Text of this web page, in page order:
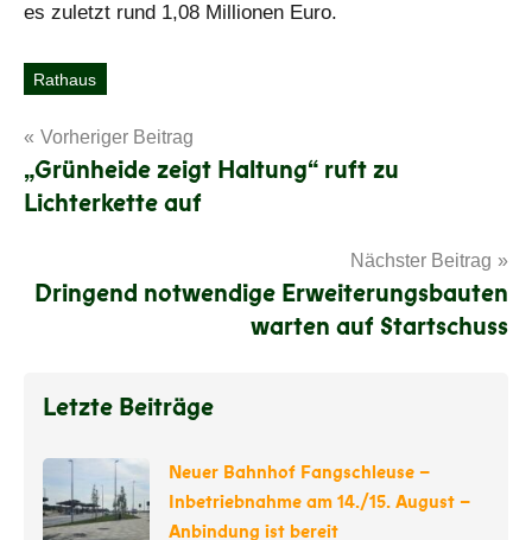
es zuletzt rund 1,08 Millionen Euro.
Schlagwörter
Rathaus
Beitragsnavigation
Vorheriger Beitrag
„Grünheide zeigt Haltung“ ruft zu
Lichterkette auf
Nächster Beitrag
Dringend notwendige Erweiterungsbauten
warten auf Startschuss
Letzte Beiträge
Neuer Bahnhof Fangschleuse –
Inbetriebnahme am 14./15. August –
Anbindung ist bereit